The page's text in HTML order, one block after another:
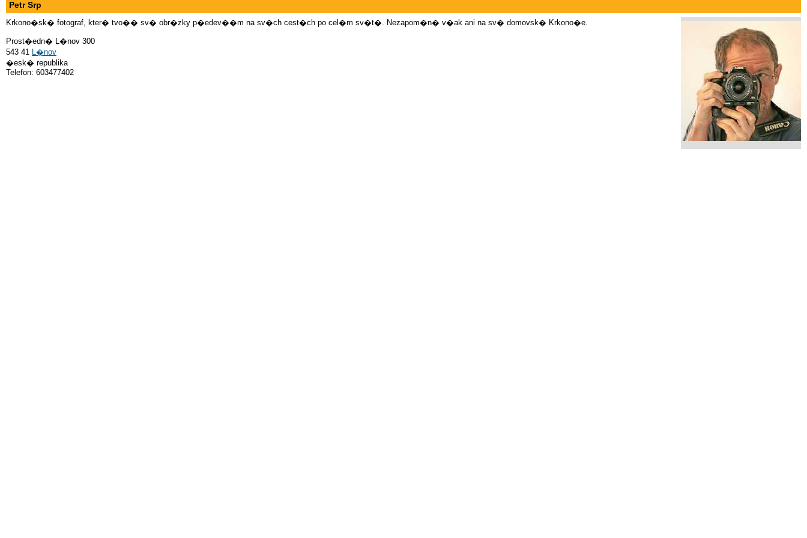
Petr Srp
Krkono�sk� fotograf, kter� tvo�� sv� obr�zky p�edev��m na sv�ch cest�ch po cel�m sv�t�. Nezapom�n� v�ak ani na sv� domovsk� Krkono�e.
Prost�edn� L�nov 300
543 41 L�nov
�esk� republika
Telefon: 603477402